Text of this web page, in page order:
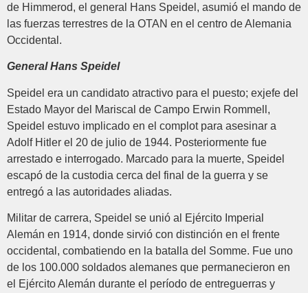
de Himmerod, el general Hans Speidel, asumió el mando de
las fuerzas terrestres de la OTAN en el centro de Alemania
Occidental.
General Hans Speidel
Speidel era un candidato atractivo para el puesto; exjefe del
Estado Mayor del Mariscal de Campo Erwin Rommell,
Speidel estuvo implicado en el complot para asesinar a
Adolf Hitler el 20 de julio de 1944. Posteriormente fue
arrestado e interrogado. Marcado para la muerte, Speidel
escapó de la custodia cerca del final de la guerra y se
entregó a las autoridades aliadas.
Militar de carrera, Speidel se unió al Ejército Imperial
Alemán en 1914, donde sirvió con distinción en el frente
occidental, combatiendo en la batalla del Somme. Fue uno
de los 100.000 soldados alemanes que permanecieron en
el Ejército Alemán durante el período de entreguerras y